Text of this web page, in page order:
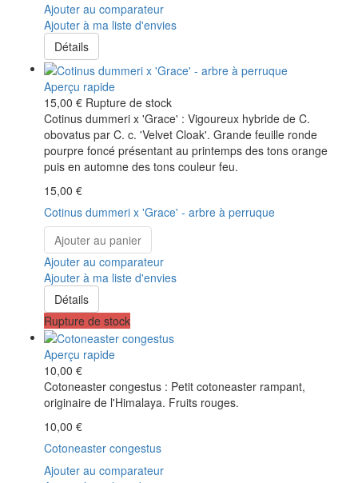
Ajouter au comparateur
Ajouter à ma liste d'envies
Détails
Aperçu rapide
15,00 € Rupture de stock
Cotinus dummeri x 'Grace' : Vigoureux hybride de C.
obovatus par C. c. 'Velvet Cloak'. Grande feuille ronde
pourpre foncé présentant au printemps des tons orange
puis en automne des tons couleur feu.
15,00 €
Cotinus dummeri x 'Grace' - arbre à perruque
Ajouter au panier
Ajouter au comparateur
Ajouter à ma liste d'envies
Détails
Rupture de stock
Aperçu rapide
10,00 €
Cotoneaster congestus : Petit cotoneaster rampant,
originaire de l'Himalaya. Fruits rouges.
10,00 €
Cotoneaster congestus
Ajouter au comparateur